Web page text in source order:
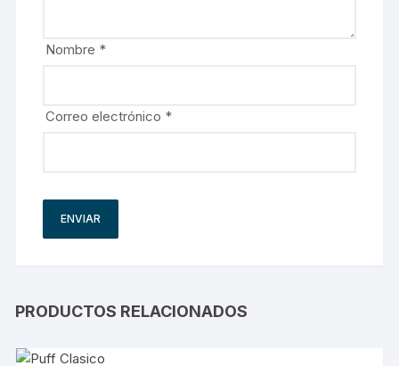
Nombre *
Correo electrónico *
PRODUCTOS RELACIONADOS